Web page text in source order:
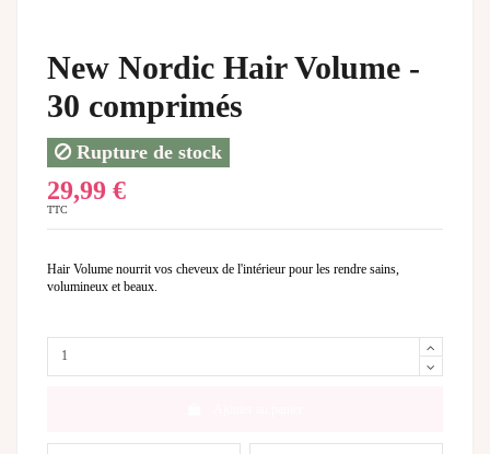
New Nordic Hair Volume -
30 comprimés
Rupture de stock
29,99 €
TTC
Hair Volume nourrit vos cheveux de l'intérieur pour les rendre sains,
volumineux et beaux.